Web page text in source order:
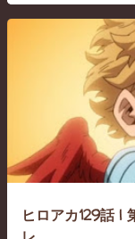
ヒロアカ129話 |